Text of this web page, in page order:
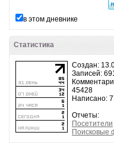
в этом дневнике
Статистика
Создан:
Записей:
45428
Написано:
Отчеты:
Посетители
Поисковые